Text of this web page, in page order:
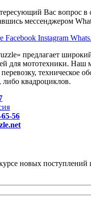
Вас вопрос в
мессенджером
Facebook Instagram
предлагает
для мототехники. Наш
техническое
квадроциклов.
56
новых